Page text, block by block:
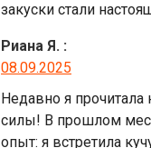
закуски стали
Риана Я. :
08.09.2025
Недавно я
силы! В прошлом
опыт: я встретила